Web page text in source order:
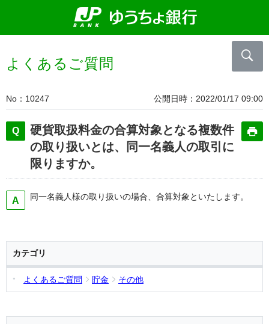
よくあるご質問
No 10247 公開日時 2022/01/17 09:00
硬貨取扱料金の合算対象となる複数件
の取り扱いとは、同一名義人の取引に
限りますか。
同一名義人様の取り扱いの場合、合算対象といたします。
カテゴリ
よくあるご質問 貯金 その他